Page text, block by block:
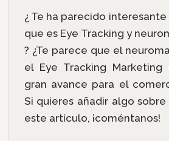
¿ Te ha parecido
que es Eye Tracking y
? ¿Te parece que el
el Eye Tracking
gran avance para el
Si quieres añadir algo
este artículo, ¡coméntanos!